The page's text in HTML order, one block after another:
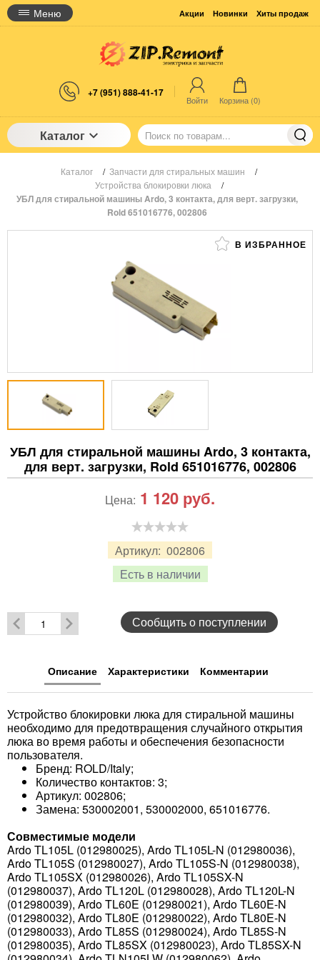
Меню Акции Новинки Хиты продаж
+7 (951) 888-41-17
Войти Корзина (0)
Каталог
Каталог / Запчасти для стиральных машин
/
Устройства блокировки люка
/
УБЛ для стиральной машины Ardo, 3 контакта, для верт. загрузки,
Rold 651016776, 002806
В ИЗБРАННОЕ
УБЛ для стиральной машины Ardo, 3 контакта,
для верт. загрузки, Rold 651016776, 002806
Артикул: 002806
Есть в наличии
Цена: 1 120 руб.
Сообщить о поступлении
Описание Характеристики Комментарии
Устройство блокировки люка для стиральной машины
необходимо для предотвращения случайного открытия
люка во время работы и обеспечения безопасности
пользователя.
Бренд: ROLD/Italy;
Количество контактов: 3;
Артикул: 002806;
Замена: 530002001, 530002000, 651016776.
Совместимые модели
Ardo TL105L (012980025), Ardo TL105L-N (012980036),
Ardo TL105S (012980027), Ardo TL105S-N (012980038),
Ardo TL105SX (012980026), Ardo TL105SX-N
(012980037), Ardo TL120L (012980028), Ardo TL120L-N
(012980039), Ardo TL60E (012980021), Ardo TL60E-N
(012980032), Ardo TL80E (012980022), Ardo TL80E-N
(012980033), Ardo TL85S (012980024), Ardo TL85S-N
(012980035), Ardo TL85SX (012980023), Ardo TL85SX-N